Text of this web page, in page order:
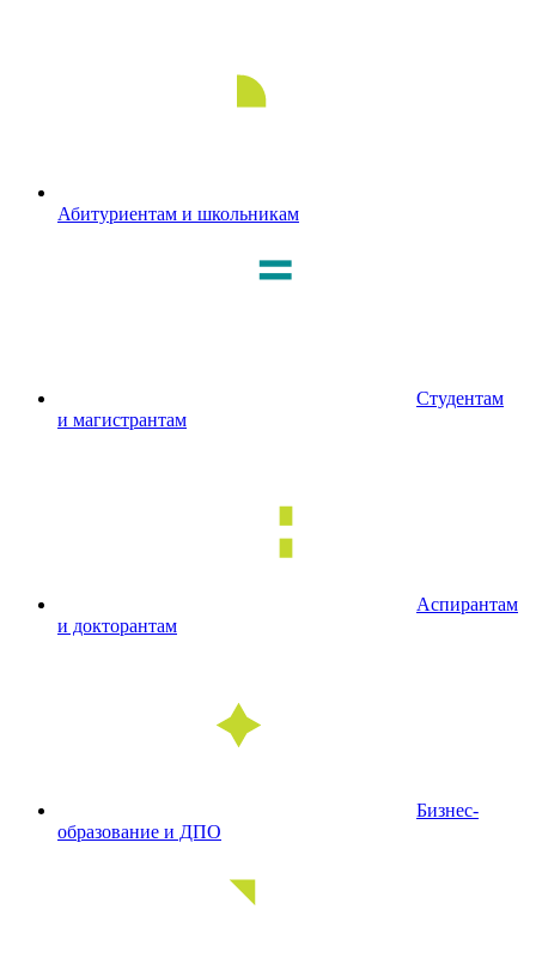
Абитуриентам и школьникам
Студентам
и магистрантам
Аспирантам
и докторантам
Бизнес-
образование и ДПО